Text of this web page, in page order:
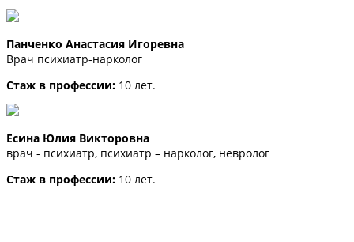
Панченко Анастасия Игоревна
Врач психиатр-нарколог
Стаж в профессии: 10 лет.
Есина Юлия Викторовна
врач - психиатр, психиатр – нарколог, невролог
Стаж в профессии: 10 лет.